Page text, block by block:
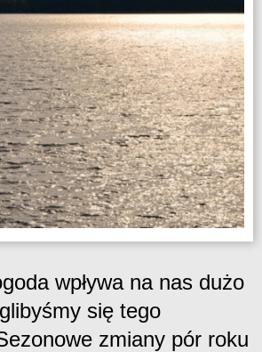
wpływa na nas dużo
się tego
zmiany pór roku